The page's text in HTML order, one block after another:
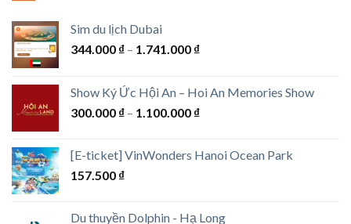
Sim du lịch Dubai
344.000 ₫ – 1.741.000 ₫Khoảng
344.000 ₫
đến
Show Ký Ức Hội An – Hoi An Memories Show
300.000 ₫ – 1.100.000 ₫Khoảng
300.000 ₫
[E-ticket] VinWonders Hanoi Ocean Park
157.500 ₫
Du thuyền Dolphin - Hạ Long